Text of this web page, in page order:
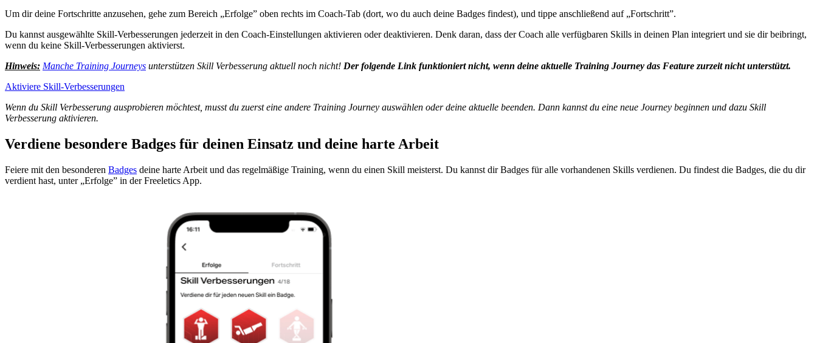
Um dir deine Fortschritte anzusehen, gehe zum Bereich „Erfolge” oben rechts im Coach-Tab (dort, wo du auch deine Badges findest), und tippe anschließend auf „Fortschritt”.
Du kannst ausgewählte Skill-Verbesserungen jederzeit in den Coach-Einstellungen aktivieren oder deaktivieren. Denk daran, dass der Coach alle verfügbaren Skills in deinen Plan integriert und sie dir beibringt,
wenn du keine Skill-Verbesserungen aktivierst.
Hinweis: Manche Training Journeys unterstützen Skill Verbesserung aktuell noch nicht! Der folgende Link funktioniert nicht, wenn deine aktuelle Training Journey das Feature zurzeit nicht unterstützt.
Aktiviere Skill-Verbesserungen
Wenn du Skill Verbesserung ausprobieren möchtest, musst du zuerst eine andere Training Journey auswählen oder deine aktuelle beenden. Dann kannst du eine neue Journey beginnen und dazu Skill
Verbesserung aktivieren.
Verdiene besondere Badges für deinen Einsatz und deine harte Arbeit
Feiere mit den besonderen Badges deine harte Arbeit und das regelmäßige Training, wenn du einen Skill meisterst. Du kannst dir Badges für alle vorhandenen Skills verdienen. Du findest die Badges, die du dir
verdient hast, unter „Erfolge” in der Freeletics App.